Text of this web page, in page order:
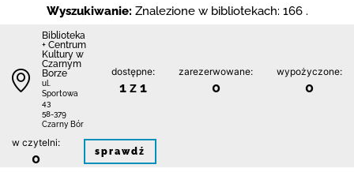
Wyszukiwanie: Znalezione w bibliotekach: 166 .
Biblioteka
+ Centrum
Kultury w
Czarnym
Borze
ul.
Sportowa
43
58-379
Czarny Bór
dostępne:
1 z 1
zarezerwowane:
0
wypożyczone:
0
w czytelni:
0 sprawdź